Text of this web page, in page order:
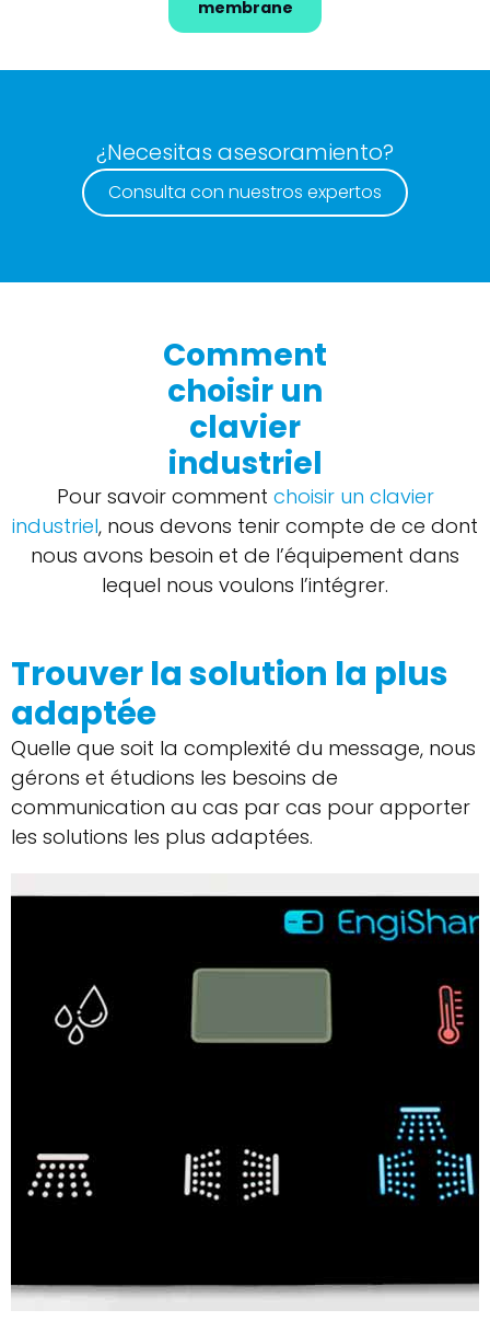
membrane
¿Necesitas asesoramiento?
Consulta con nuestros expertos
Comment
choisir un
clavier
industriel
Pour savoir comment choisir un clavier
industriel, nous devons tenir compte de ce dont
nous avons besoin et de l’équipement dans
lequel nous voulons l’intégrer.
Trouver la solution la plus
adaptée
Quelle que soit la complexité du message, nous
gérons et étudions les besoins de
communication au cas par cas pour apporter
les solutions les plus adaptées.